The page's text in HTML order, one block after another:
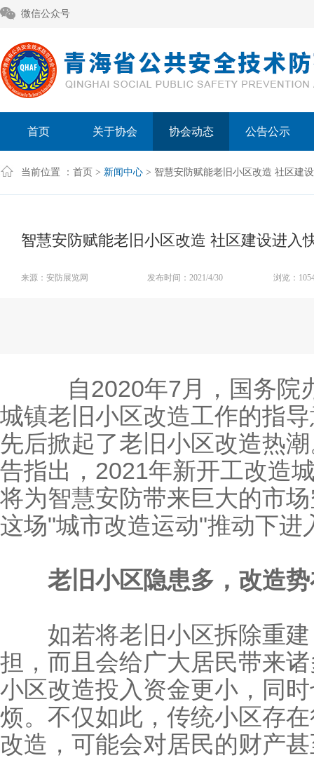
微信公众号
首页 关于协会 协会动态 公告公示
当前位置 ： 首页 > 新闻中心 > 智慧安防赋能老旧小区改造 社区建
智慧安防赋能老旧小区改造 社区建设进入
来源：安防展览网 发布时间：2021/4/30 浏览：
自2020年7月，国务院
城镇老旧小区改造工作的指
先后掀起了老旧小区改造热
告指出，2021年新开工改造
将为智慧安防带来巨大的市
这场"城市改造运动"推动下进
老旧小区隐患多，改造
如若将老旧小区拆除重建
担，而且会给广大居民带来
小区改造投入资金更小，同
烦。不仅如此，传统小区存
改造，可能会对居民的财产